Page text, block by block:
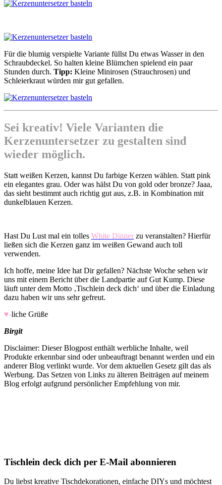
Für die blumig verspielte Variante füllst Du etwas Wasser in den
Schraubdeckel. So halten kleine Blümchen spielend ein paar
Stunden durch. Tipp: Kleine Minirosen (Strauchrosen) und
Schleierkraut würden mir gut gefallen.
Sei kreativ! Viele Varianten die
Kerzenuntersetzer zu gestalten sind
wieder möglich.
Statt weißen Kerzen, kannst Du farbige Kerzen wählen. Statt pink
ein elegantes grau. Oder was hälst Du von gold oder bronze? Jaaa,
das sieht bestimmt auch richtig gut aus, z.B. in Kombination mit
dunkelblauen Kerzen.
Hast Du Lust mal ein tolles White Dinner zu veranstalten? Hierfür
ließen sich die Kerzen ganz im weißen Gewand auch toll
verwenden.
Ich hoffe, meine Idee hat Dir gefallen? Nächste Woche sehen wir
uns mit einem Bericht über die Landpartie auf Gut Kump. Diese
läuft unter dem Motto ‚Tischlein deck dich‘ und über die Einladung
dazu haben wir uns sehr gefreut.
♥-liche Grüße
Birgit
Disclaimer: Dieser Blogpost enthält werbliche Inhalte, weil
Produkte erkennbar sind oder unbeauftragt benannt werden und ein
anderer Blog verlinkt wurde. Vor dem aktuellen Gesetz gilt das als
Werbung. Das Setzen von Links zu älteren Beiträgen auf meinem
Blog erfolgt aufgrund persönlicher Empfehlung von mir.
Tischlein deck dich per E-Mail abonnieren
Du liebst kreative Tischdekorationen, einfache DIYs und möchtest